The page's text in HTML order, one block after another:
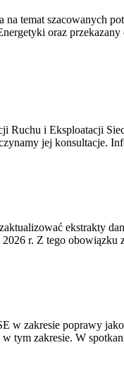
temat szacowanych
oraz
i Eksploatacji
jej konsultacje.
ekstrakty
r. Z tego
zakresie poprawy
zakresie. W